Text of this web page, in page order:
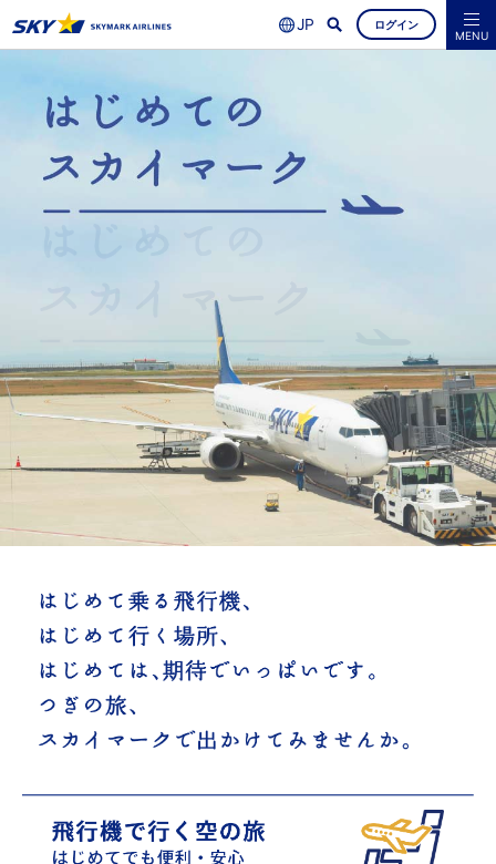
ログイン
空席照会・ご予約
よくあるご質問 MENU